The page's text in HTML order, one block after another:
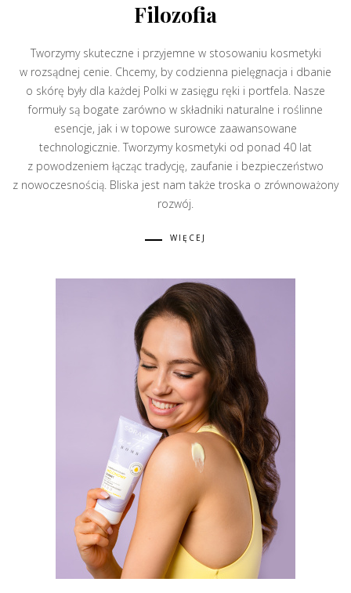
Filozofia
Tworzymy skuteczne i przyjemne w stosowaniu kosmetyki
w rozsądnej cenie. Chcemy, by codzienna pielęgnacja i dbanie
o skórę były dla każdej Polki w zasięgu ręki i portfela. Nasze
formuły są bogate zarówno w składniki naturalne i roślinne
esencje, jak i w topowe surowce zaawansowane
technologicznie. Tworzymy kosmetyki od ponad 40 lat
z powodzeniem łącząc tradycję, zaufanie i bezpieczeństwo
z nowoczesnością. Bliska jest nam także troska o zrównoważony
rozwój.
WIĘCEJ